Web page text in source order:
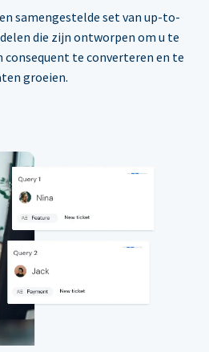
samengestelde set van up-to-
die zijn ontworpen om u te
consequent te converteren en te
groeien.